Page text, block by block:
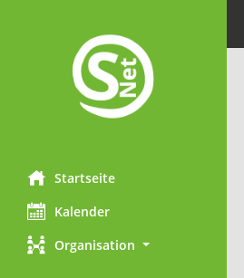
Startseite
Kalender
Organisation